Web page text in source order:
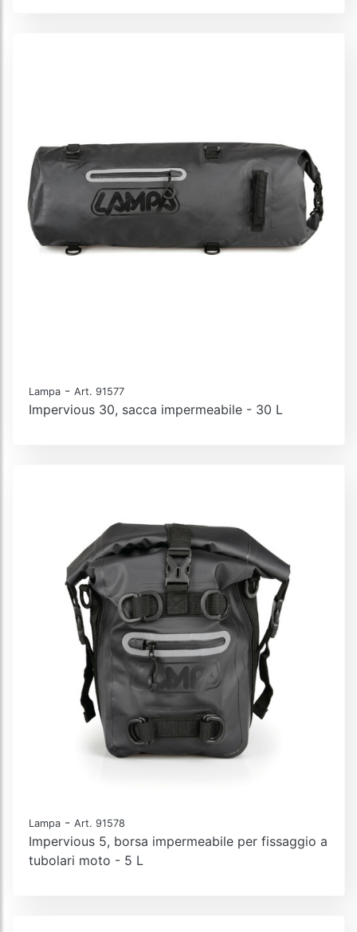
Lampa - Art. 91577
Impervious 30, sacca impermeabile - 30 L
Lampa - Art. 91578
Impervious 5, borsa impermeabile per fissaggio a
tubolari moto - 5 L